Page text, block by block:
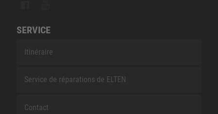
SERVICE
Itinéraire
Service de réparations de ELTEN
Contact